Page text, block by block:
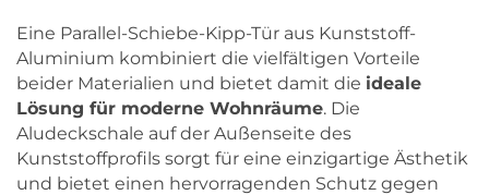
Eine Parallel-Schiebe-Kipp-Tür aus Kunststoff-
Aluminium kombiniert die vielfältigen Vorteile
beider Materialien und bietet damit die ideale
Lösung für moderne Wohnräume. Die
Aludeckschale auf der Außenseite des
Kunststoffprofils sorgt für eine einzigartige Ästhetik
und bietet einen hervorragenden Schutz gegen